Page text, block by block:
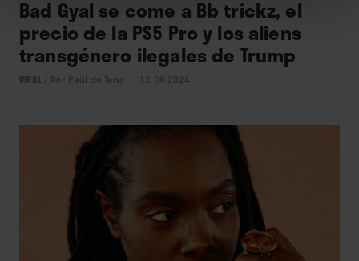
Bad Gyal se come a Bb trickz, el
precio de la PS5 Pro y los aliens
transgénero ilegales de Trump
VIRAL Por Raül de Tena → 12.09.2024